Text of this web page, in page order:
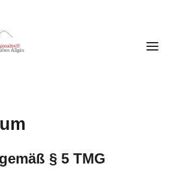
§ 5 TMG